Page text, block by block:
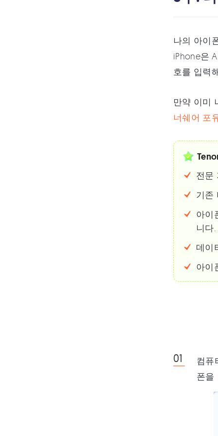
나의 아이
iPhone은
호를 입력
만약 이미
너쉐어 포
전문
기존
아이
니다.
데이
아이
컴퓨
폰을